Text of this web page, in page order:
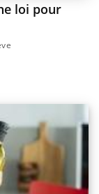
loi pour